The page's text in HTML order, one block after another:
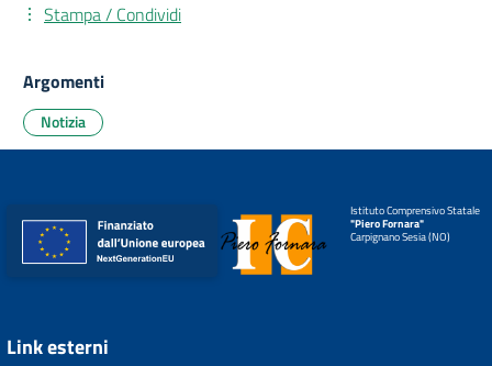
Stampa / Condividi
Argomenti
Notizia
Istituto Comprensivo Statale
"Piero Fornara"
Carpignano Sesia (NO)
Link esterni